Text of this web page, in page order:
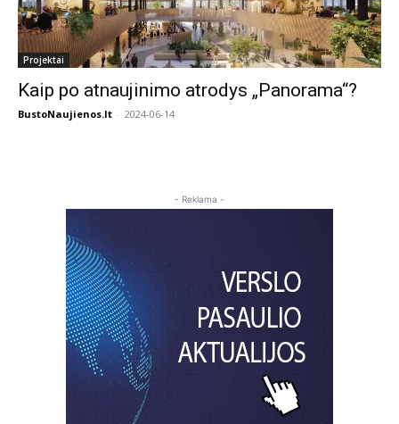
Projektai
Kaip po atnaujinimo atrodys „Panorama“?
BustoNaujienos.lt - 2024-06-14
- Reklama -